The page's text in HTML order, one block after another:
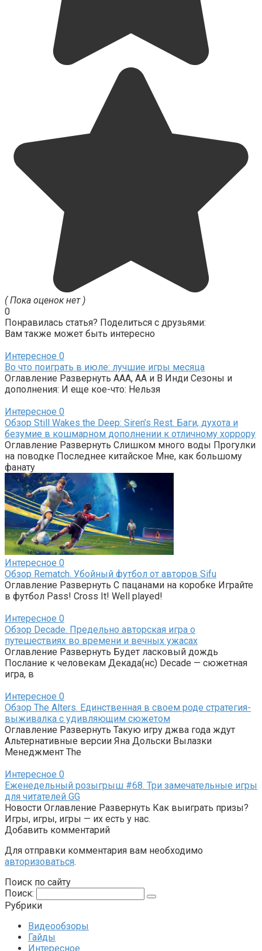
( Пока оценок нет )
0
Понравилась статья? Поделиться с друзьями:
Вам также может быть интересно
Интересное 0
Во что поиграть в июле: лучшие игры месяца
Оглавление Развернуть AAA, AA и B Инди Сезоны и
дополнения: И еще кое-что: Нельзя
Интересное 0
Обзор Still Wakes the Deep: Siren’s Rest. Баги, духота и
безумие в кошмарном дополнении к отличному хоррору
Оглавление Развернуть Слишком много воды Прогулки
на поводке Последнее китайское Мне, как большому
фанату
Интересное 0
Обзор Rematch. Убойный футбол от авторов Sifu
Оглавление Развернуть С пацанами на коробке Играйте
в футбол Pass! Cross It! Well played!
Интересное 0
Обзор Decade. Предельно авторская игра о
путешествиях во времени и вечных ужасах
Оглавление Развернуть Будет ласковый дождь
Послание к человекам Декада(нс) Decade — сюжетная
игра, в
Интересное 0
Обзор The Alters. Единственная в своем роде стратегия-
выживалка с удивляющим сюжетом
Оглавление Развернуть Такую игру джва года ждут
Альтернативные версии Яна Дольски Вылазки
Менеджмент The
Интересное 0
Еженедельный розыгрыш #68. Три замечательные игры
для читателей GG
Новости Оглавление Развернуть Как выиграть призы?
Игры, игры, игры — их есть у нас.
Добавить комментарий
Для отправки комментария вам необходимо
авторизоваться.
Поиск по сайту
Поиск:
Рубрики
Видеообзоры
Гайды
Интересное